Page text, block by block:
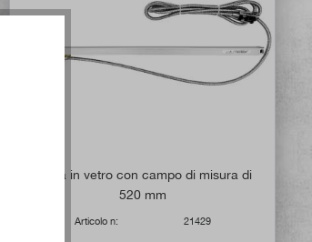
Scala in vetro con campo di misura di
520 mm
Articolo n: 21429